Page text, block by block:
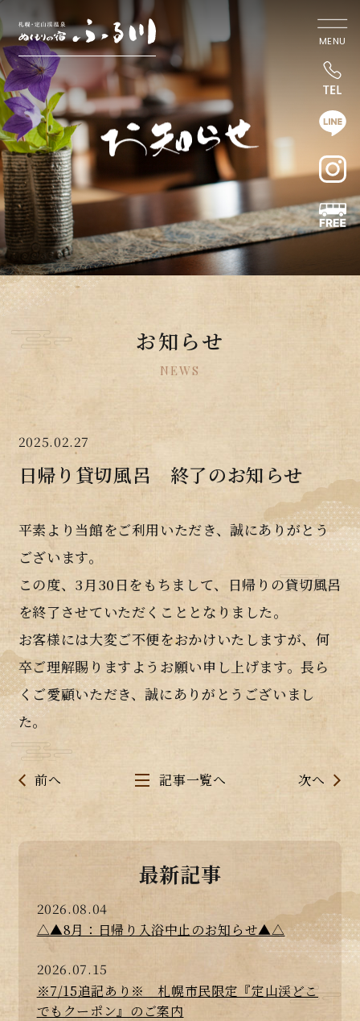
MENU
お知らせ
NEWS
2025.02.27
日帰り貸切風呂 終了のお知らせ
平素より当館をご利用いただき、誠にありがとう
ございます。
この度、3月30日をもちまして、日帰りの貸切風呂
を終了させていただくこととなりました。
お客様には大変ご不便をおかけいたしますが、何
卒ご理解賜りますようお願い申し上げます。長ら
くご愛顧いただき、誠にありがとうございまし
た。
前へ 記事一覧へ 次へ
最新記事
2026.08.04
△▲8月：日帰り入浴中止のお知らせ▲△
2026.07.15
※7/15追記あり※ 札幌市民限定『定山渓どこ
でもクーポン』のご案内